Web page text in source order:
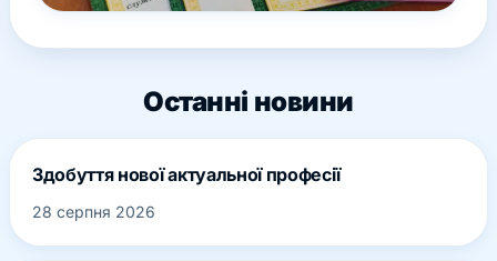
Останні новини
Здобуття нової актуальної професії
28 серпня 2026